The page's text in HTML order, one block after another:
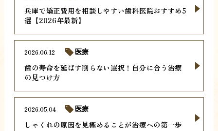
兵庫で矯正費用を相談しやすい歯科医院おすすめ5
選【2026年最新】
歯の寿命を延ばす削らない選択！自分に合う治療
の見つけ方
2026.06.12 医療
しゃくれの原因を見極めることが治療への第一歩
2026.05.04 医療